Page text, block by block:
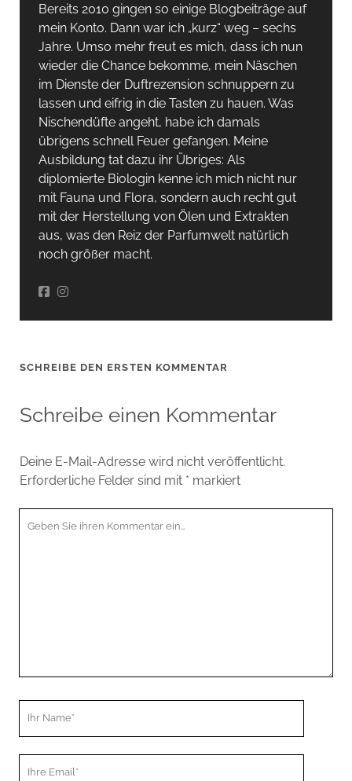
Bereits 2010 gingen so einige Blogbeiträge auf
mein Konto. Dann war ich „kurz“ weg – sechs
Jahre. Umso mehr freut es mich, dass ich nun
wieder die Chance bekomme, mein Näschen
im Dienste der Duftrezension schnuppern zu
lassen und eifrig in die Tasten zu hauen. Was
Nischendüfte angeht, habe ich damals
übrigens schnell Feuer gefangen. Meine
Ausbildung tat dazu ihr Übriges: Als
diplomierte Biologin kenne ich mich nicht nur
mit Fauna und Flora, sondern auch recht gut
mit der Herstellung von Ölen und Extrakten
aus, was den Reiz der Parfumwelt natürlich
noch größer macht.
SCHREIBE DEN ERSTEN KOMMENTAR
Schreibe einen Kommentar
Deine E-Mail-Adresse wird nicht veröffentlicht.
Erforderliche Felder sind mit * markiert